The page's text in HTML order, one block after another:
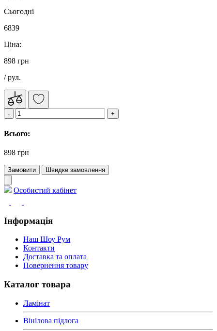
Сьогодні
6839
Ціна:
898 грн
/ рул.
Всього:
898 грн
Замовити Швидке замовлення
Особистий кабінет
Інформація
Наш Шоу Рум
Контакти
Доставка та оплата
Повернення товару
Каталог товара
Ламінат
Вінілова підлога